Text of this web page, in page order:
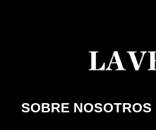
SOBRE NOSOTROS